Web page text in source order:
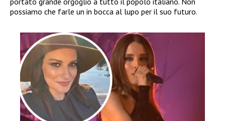
possiamo che farle un in bocca al lupo per il suo futuro.